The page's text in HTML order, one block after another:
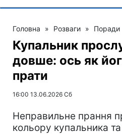
Головна » Розваги » Поради
Купальник
довше: ось як
прати
16:00 13.06.2026 Сб
Неправильне прання
кольору купальника